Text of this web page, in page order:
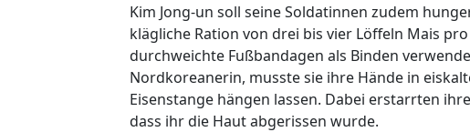
Kim Jong-un soll seine Soldatinnen zudem
klägliche Ration von drei bis vier Löffeln Mais
durchweichte Fußbandagen als Binden
Nordkoreanerin, musste sie ihre Hände in
Eisenstange hängen lassen. Dabei erstarrten
dass ihr die Haut abgerissen wurde.